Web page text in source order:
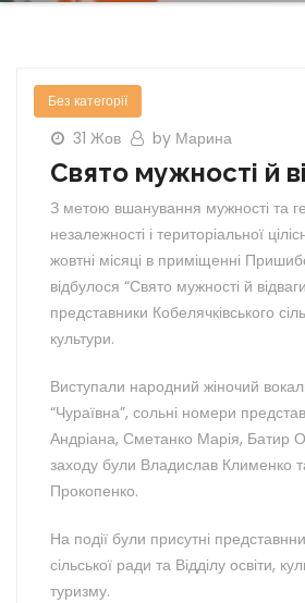
Без категорії
31 Жов by Марина
Свято мужності й
З метою вшанування мужності та
незалежності і територіальної
жовтні місяці в приміщенні
відбулося “Свято мужності й
представники Кобелячківського
культури.
Виступали народний жіночий
“Чураївна”, сольні номери
Андріана, Сметанко Марія, Батир
заходу були Владислав Клименко
Прокопенко.
На події були присутні
сільської ради та Відділу освіти,
туризму.